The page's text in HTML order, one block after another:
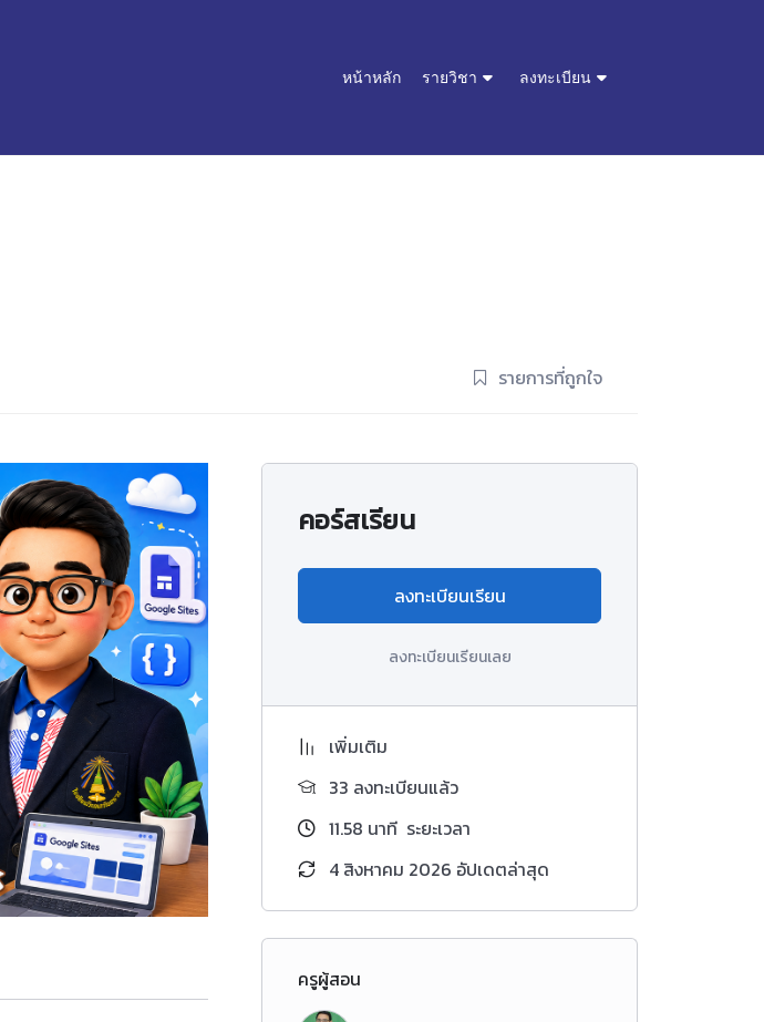
หน้าหลัก รายวิชา ลงทะเบียน
รายการที่ถูกใจ
คอร์สเรียน
ลงทะเบียนเรียน
ลงทะเบียนเรียนเลย
เพิ่มเติม
33 ลงทะเบียนแล้ว
11.58 นาที ระยะเวลา
4 สิงหาคม 2026 อัปเดตล่าสุด
ครูผู้สอน